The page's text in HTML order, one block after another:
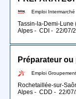
Emploi Intermarché
Tassin-la-Demi-Lune
Alpes - CDI - 22/07/
Emploi
Rochetaillée-sur-
Alpes - CDD - 22/